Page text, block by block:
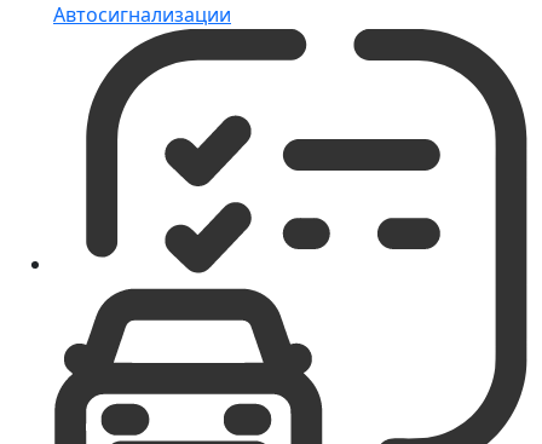
Автосигнализации